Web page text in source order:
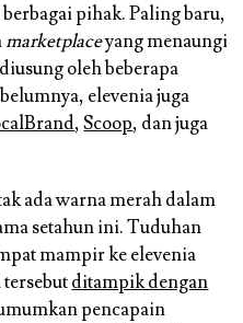
pihak. Paling baru,
marketplaceyang menaungi
oleh beberapa
elevenia juga
,Scoop, dan juga
ada warna merah dalam
setahun ini. Tuduhan
mampir ke elevenia
ditampik dengan
pencapain